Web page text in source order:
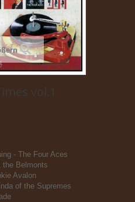
vol.1
- The Four Aces
the Belmonts
Avalon
of the Supremes